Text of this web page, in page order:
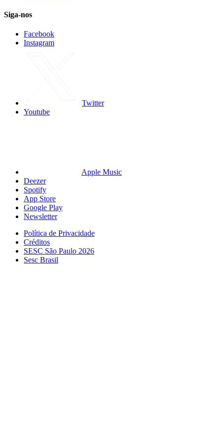
Siga-nos
Facebook
Instagram
Twitter
Youtube
Apple Music
Deezer
Spotify
App Store
Google Play
Newsletter
Política de Privacidade
Créditos
SESC São Paulo 2026
Sesc Brasil